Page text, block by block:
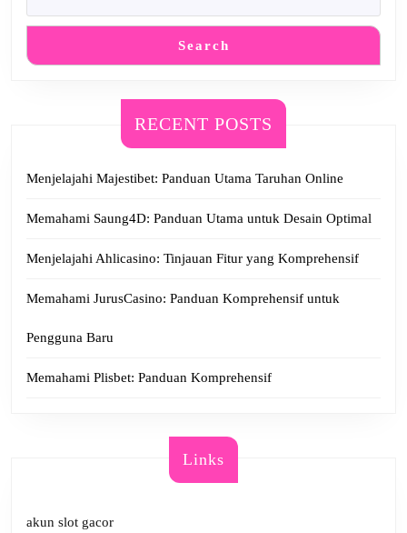
Search
RECENT POSTS
Menjelajahi Majestibet: Panduan Utama Taruhan Online
Memahami Saung4D: Panduan Utama untuk Desain Optimal
Menjelajahi Ahlicasino: Tinjauan Fitur yang Komprehensif
Memahami JurusCasino: Panduan Komprehensif untuk
Pengguna Baru
Memahami Plisbet: Panduan Komprehensif
Links
akun slot gacor